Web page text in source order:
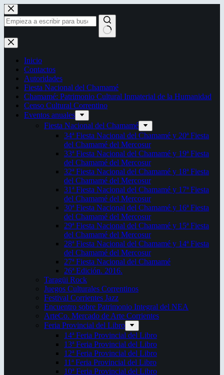
Saltar
al
contenido
Sin
resultados
Inicio
Contactos
Autoridades
Fiesta Nacional del Chamamé
Chamamé: Patrimonio Cultural Inmaterial de la Humanidad
Censo Cultural Correntino
Eventos anuales
Fiesta Nacional del Chamamé
34ª Fiesta Nacional del Chamamé y 20ª Fiesta
del Chamamé del Mercosur
33ª Fiesta Nacional del Chamamé y 19ª Fiesta
del Chamamé del Mercosur
32ª Fiesta Nacional del Chamamé y 18ª Fiesta
del Chamamé del Mercosur
31ª Fiesta Nacional del Chamamé y 17ª Fiesta
del Chamamé del Mercosur
30ª Fiesta Nacional del Chamamé y 16ª Fiesta
del Chamamé del Mercosur
29ª Fiesta Nacional del Chamamé y 15ª Fiesta
del Chamamé del Mercosur
28ª Fiesta Nacional del Chamamé y 14ª Fiesta
del Chamamé del Mercosur
27ª Fiesta Nacional del Chamamé
26ª Edición. 2016.
Taragüi Rock
Juegos Culturales Correntinos
Festival Corrientes Jazz
Encuentro sobre Patrimonio Integral del NEA
ArteCo. Mercado de Arte Corrientes
Feria Provincial del Libro
14ª Feria Provincial del Libro
13ª Feria Provincial del Libro
12ª Feria Provincial del Libro
11ª Feria Provincial del Libro
10ª Feria Provincial del Libro